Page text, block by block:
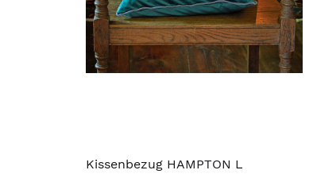
Kissenbezug HAMPTON L